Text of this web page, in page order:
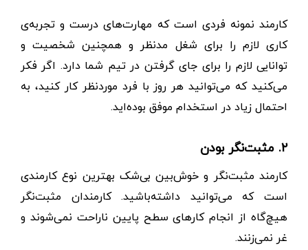
کارمند نمونه فردی است که مهارت‌های درست و تجربه‌ی
کاری لازم را برای شغل مدنظر و همچنین شخصیت و
توانایی لازم را برای جای گرفتن در تیم شما دارد. اگر فکر
می‌کنید که می‌توانید هر روز با فرد موردنظر کار کنید، به
احتمال زیاد در استخدام موفق بوده‌اید.
۲. مثبت‌نگر بودن
کارمند مثبت‌نگر و خوش‌بین بی‌شک بهترین نوع کارمندی
است که می‌توانید داشته‌باشید. کارمندان مثبت‌نگر
هیچ‌گاه از انجام کارهای سطح پایین ناراحت نمی‌شوند و
غر نمی‌زنند.